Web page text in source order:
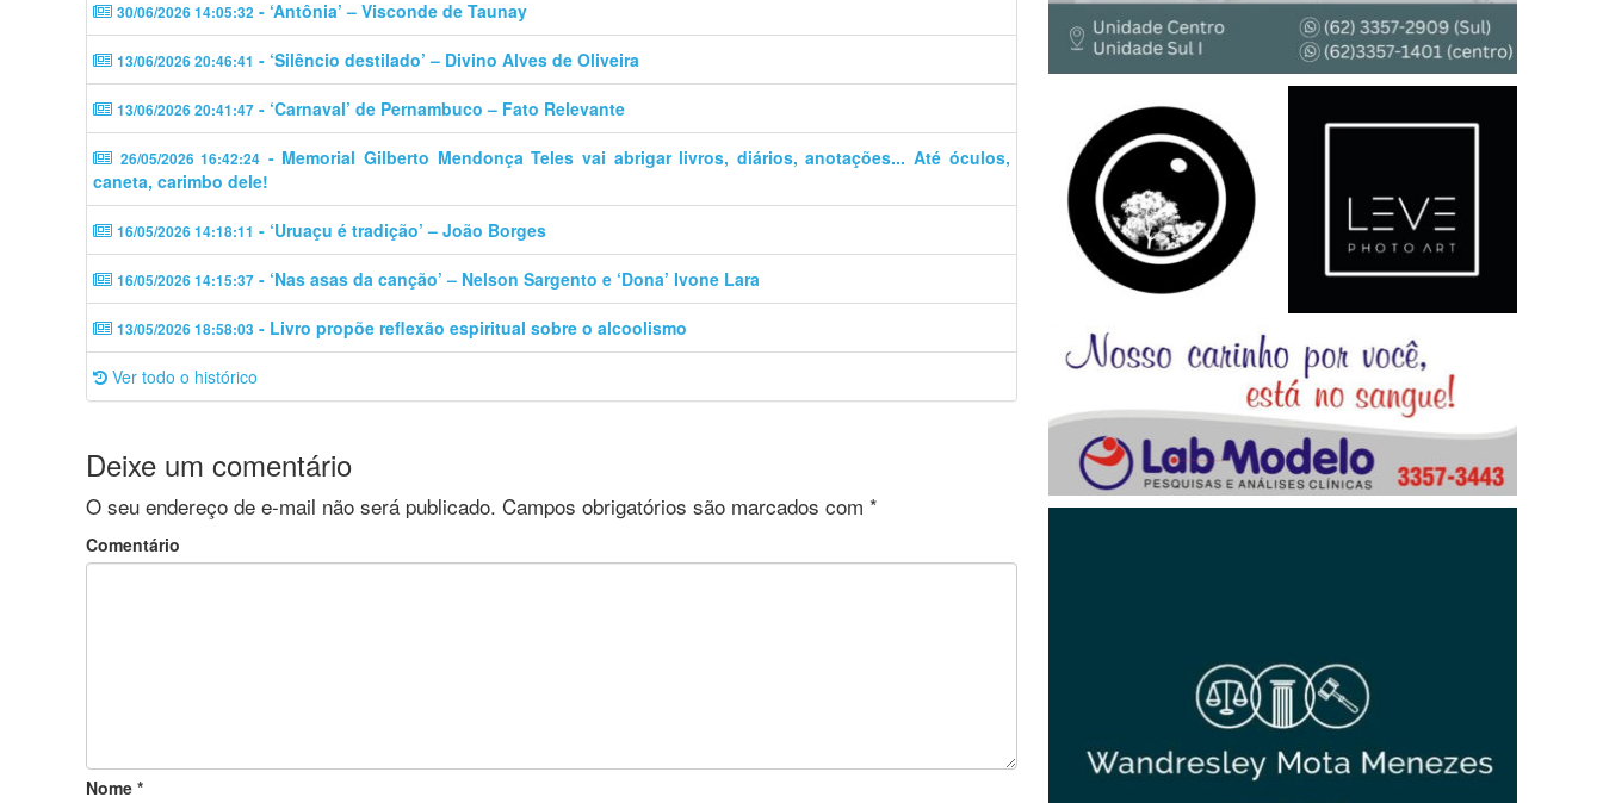
30/06/2026 14:05:32 - ‘Antônia’ – Visconde de Taunay
13/06/2026 20:46:41 - ‘Silêncio destilado’ – Divino Alves de Oliveira
13/06/2026 20:41:47 - ‘Carnaval’ de Pernambuco – Fato Relevante
26/05/2026 16:42:24 - Memorial Gilberto Mendonça Teles vai abrigar livros, diários, anotações... Até óculos,
caneta, carimbo dele!
16/05/2026 14:18:11 - ‘Uruaçu é tradição’ – João Borges
16/05/2026 14:15:37 - ‘Nas asas da canção’ – Nelson Sargento e ‘Dona’ Ivone Lara
13/05/2026 18:58:03 - Livro propõe reflexão espiritual sobre o alcoolismo
Ver todo o histórico
Deixe um comentário
O seu endereço de e-mail não será publicado. Campos obrigatórios são marcados com *
Comentário
Nome *